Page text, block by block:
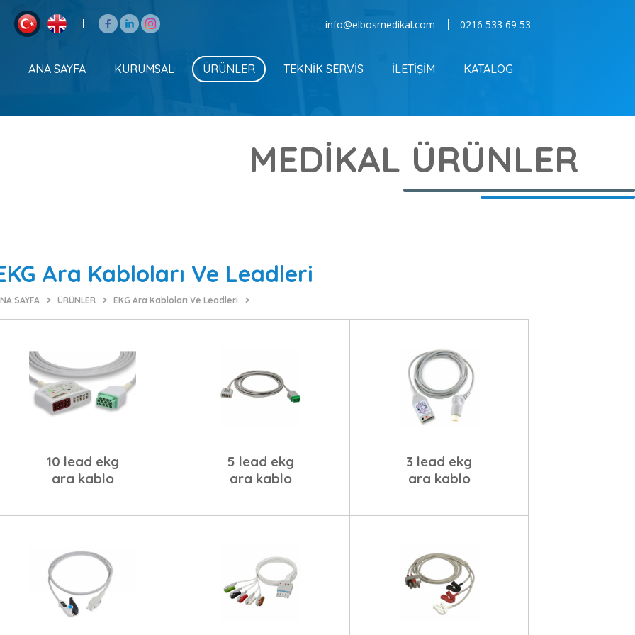
info@elbosmedikal.com 0216 533 69 53
ANA SAYFA KURUMSAL ÜRÜNLER TEKNİK SERVİS İLETİŞİM KATALOG
MEDİKAL ÜRÜNLER
Ara Kabloları Ve Leadleri
SAYFA ÜRÜNLER EKG Ara Kabloları Ve Leadleri
10 lead ekg
ara kablo
5 lead ekg
ara kablo
3 lead ekg
ara kablo